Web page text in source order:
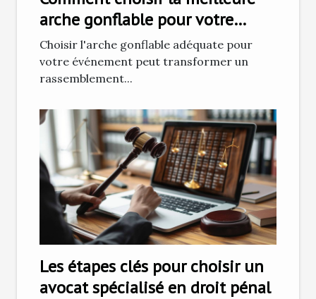
arche gonflable pour votre
prochain événement
Choisir l'arche gonflable adéquate pour
votre événement peut transformer un
rassemblement...
Les étapes clés pour choisir un
avocat spécialisé en droit pénal